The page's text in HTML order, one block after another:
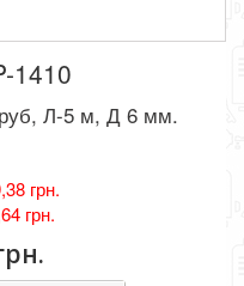
1410
Л-5 м, Д 6 мм.
грн.
грн.